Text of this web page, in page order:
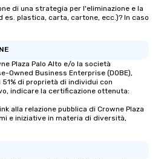
di una strategia per l'eliminazione e la
es. plastica, carta, cartone, ecc.)? In caso
Plaza Palo Alto e/o la società
Owned Business Enterprise (DOBE),
di proprietà di individui con
indicare la certificazione ottenuta:
alla relazione pubblica di Crowne Plaza
e iniziative in materia di diversità,